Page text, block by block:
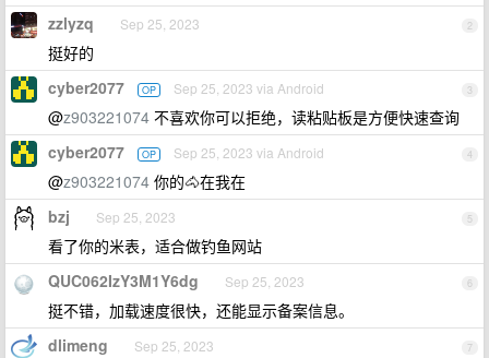
2
zzlyzq Sep 25, 2023
挺好的
3
cyber2077 OP Sep 25, 2023 via Android
@z903221074 不喜欢你可以拒绝，读粘贴板是方便快速查询
4
cyber2077 OP Sep 25, 2023 via Android
@z903221074 你的🐴在我在
5
bzj Sep 25, 2023
看了你的米表，适合做钓鱼网站
6
QUC062IzY3M1Y6dg Sep 25, 2023
挺不错，加载速度很快，还能显示备案信息。
7
dlimeng Sep 25, 2023